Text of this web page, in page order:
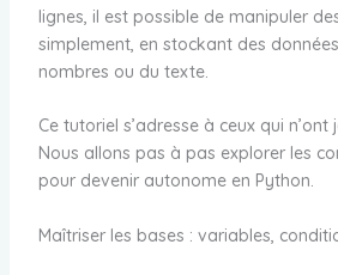
lignes, il est possible de manipuler
simplement, en stockant des
nombres ou du texte.
Ce tutoriel s’adresse à ceux qui
Nous allons pas à pas explorer les
pour devenir autonome en Python.
Maîtriser les bases : variables,